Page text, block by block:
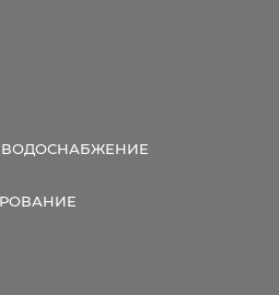
ВОДОСНАБЖЕНИЕ